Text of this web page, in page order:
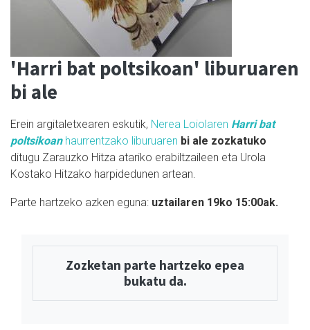
'Harri bat poltsikoan' liburuaren
bi ale
Erein argitaletxearen eskutik, Nerea Loiolaren Harri bat
poltsikoan haurrentzako liburuaren bi ale zozkatuko
ditugu Zarauzko Hitza atariko erabiltzaileen eta Urola
Kostako Hitzako harpidedunen artean.
Parte hartzeko azken eguna: uztailaren 19ko 15:00ak.
Zozketan parte hartzeko epea
bukatu da.